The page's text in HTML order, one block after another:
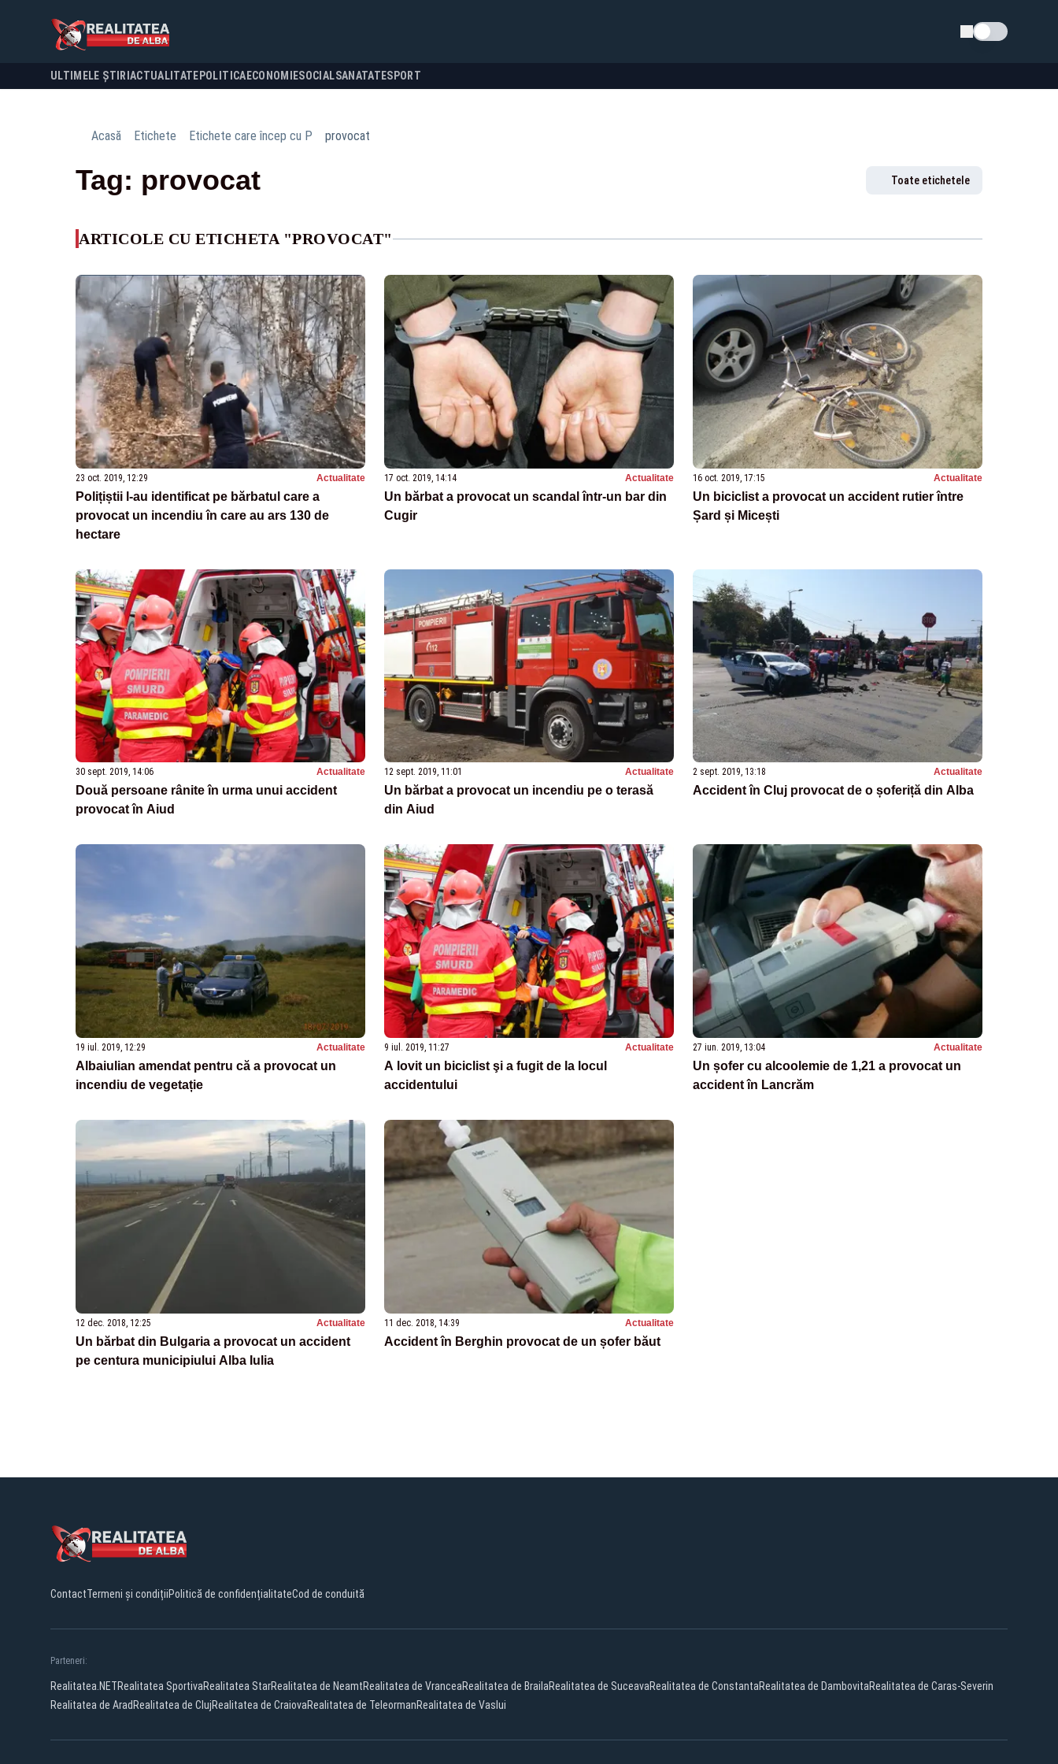
Schimba tema
ULTIMELE ȘTIRI ACTUALITATE POLITICA ECONOMIESOCIALSANATATESPORT
Acasă Etichete Etichete care încep cu P provocat
Tag: provocat Toate etichetele
ARTICOLE CU ETICHETA "PROVOCAT"
23 oct. 2019, 12:29 Actualitate
Polițiștii l-au identificat pe bărbatul care a
provocat un incendiu în care au ars 130 de
hectare
17 oct. 2019, 14:14 Actualitate
Un bărbat a provocat un scandal într-un bar din
Cugir
16 oct. 2019, 17:15 Actualitate
Un biciclist a provocat un accident rutier între
Șard și Micești
30 sept. 2019, 14:06 Actualitate
Două persoane rânite în urma unui accident
provocat în Aiud
12 sept. 2019, 11:01 Actualitate
Un bărbat a provocat un incendiu pe o terasă
din Aiud
2 sept. 2019, 13:18 Actualitate
Accident în Cluj provocat de o șoferiță din Alba
19 iul. 2019, 12:29 Actualitate
Albaiulian amendat pentru că a provocat un
incendiu de vegetație
9 iul. 2019, 11:27 Actualitate
A lovit un biciclist şi a fugit de la locul
accidentului
27 iun. 2019, 13:04 Actualitate
Un șofer cu alcoolemie de 1,21 a provocat un
accident în Lancrăm
12 dec. 2018, 12:25 Actualitate
Un bărbat din Bulgaria a provocat un accident
pe centura municipiului Alba Iulia
11 dec. 2018, 14:39 Actualitate
Accident în Berghin provocat de un șofer băut
ContactTermeni și condițiiPolitică de confidențialitateCod de conduită
Parteneri:
Realitatea.NETRealitatea SportivaRealitatea StarRealitatea de NeamtRealitatea de VranceaRealitatea de BrailaRealitatea de SuceavaRealitatea de ConstantaRealitatea de DambovitaRealitatea de Caras-Severin
Realitatea de Arad Realitatea de ClujRealitatea de CraiovaRealitatea de TeleormanRealitatea de Vaslui